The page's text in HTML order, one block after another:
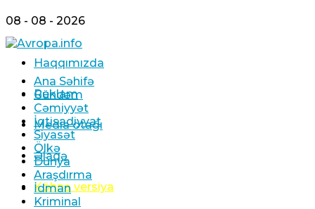
08 - 08 - 2026
Haqqımızda
Reklam
Media otağı
Əlaqə
Köhnə versiya
Ana Səhifə
Gündəm
Cəmiyyət
İqtisadiyyat
Siyasət
Ölkə
Dünya
Araşdırma
İdman
Kriminal